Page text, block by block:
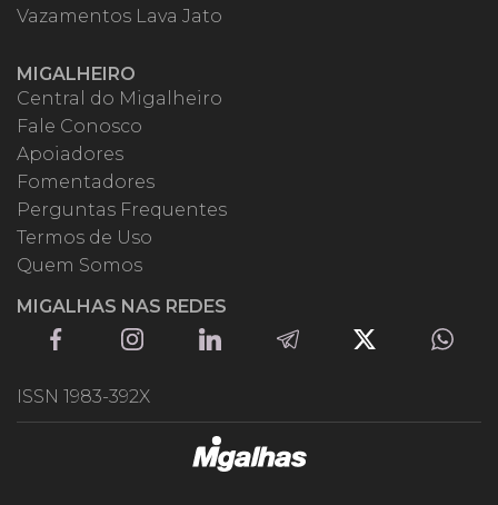
Vazamentos Lava Jato
MIGALHEIRO
Central do Migalheiro
Fale Conosco
Apoiadores
Fomentadores
Perguntas Frequentes
Termos de Uso
Quem Somos
MIGALHAS NAS REDES
ISSN 1983-392X